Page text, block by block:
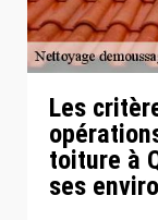
Les
toiture à
ses